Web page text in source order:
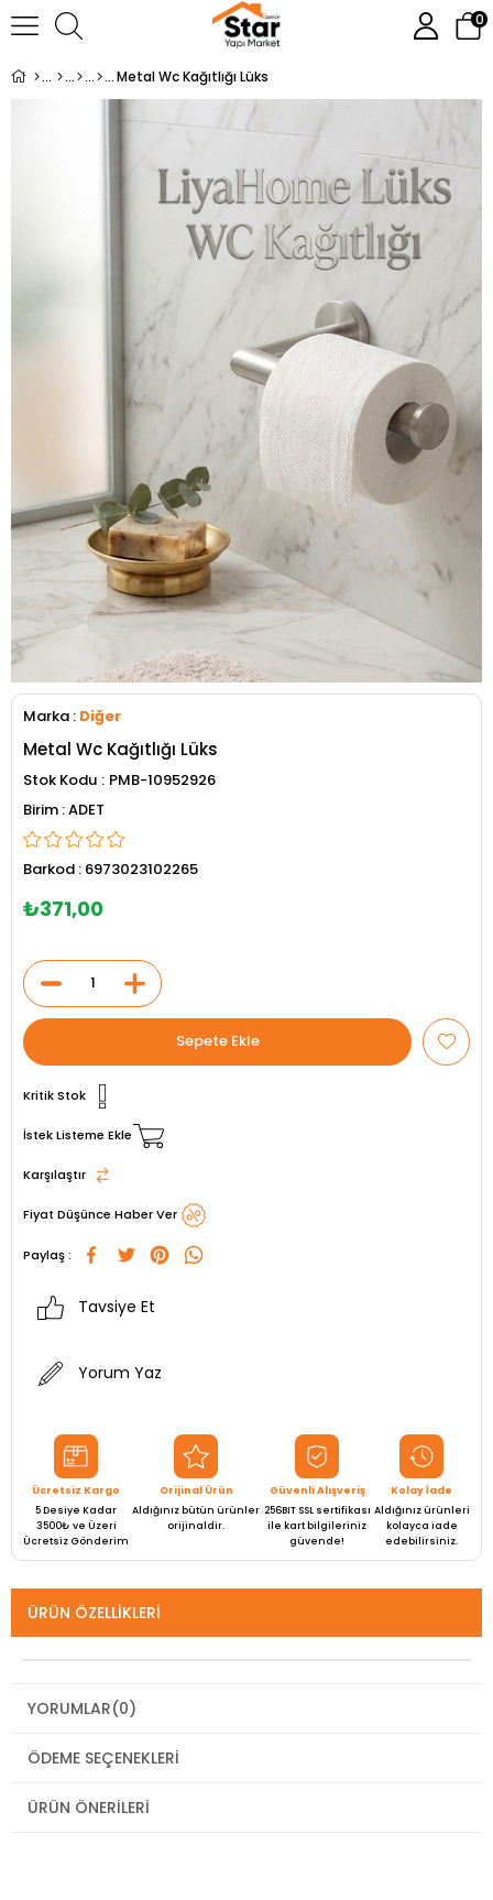
0
Metal Wc Kağıtlığı Lüks
Marka : Diğer
Metal Wc Kağıtlığı Lüks
Stok Kodu
PMB-10952926
ADET
Barkod : 6973023102265
₺371,00
Kritik Stok
İstek Listeme Ekle
Karşılaştır
Fiyat Düşünce Haber Ver
Paylaş :
Tavsiye Et
Yorum Yaz
Ücretsiz Kargo
5 Desiye Kadar
3500₺ ve Üzeri
Ücretsiz Gönderim
Orijinal Ürün
Aldığınız bütün ürünler
orijinaldir.
Güvenli Alışveriş
256BIT SSL sertifikası
ile kart bilgileriniz
güvende!
Kolay İade
Aldığınız ürünleri
kolayca iade
edebilirsiniz.
ÜRÜN ÖZELLIKLERI
YORUMLAR(0)
ÖDEME SEÇENEKLERI
ÜRÜN ÖNERILERI